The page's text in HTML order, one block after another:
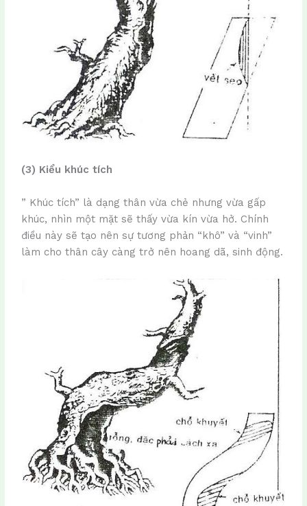
(3) Kiểu khúc tích
” Khúc tích” là dạng thân vừa chẻ nhưng vừa gấp
khúc, nhìn một mặt sẽ thấy vừa kín vừa hở. Chính
điều này sẽ tạo nên sự tương phản “khô” và “vinh”
làm cho thân cây càng trở nên hoang dã, sinh động.